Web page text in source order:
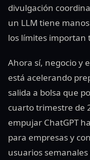
divulgación
un LLM tiene
los límites importan
Ahora sí, negocio y
está acelerando
salida a bolsa que
cuarto trimestre de
empujar ChatGPT
para empresas y
usuarios